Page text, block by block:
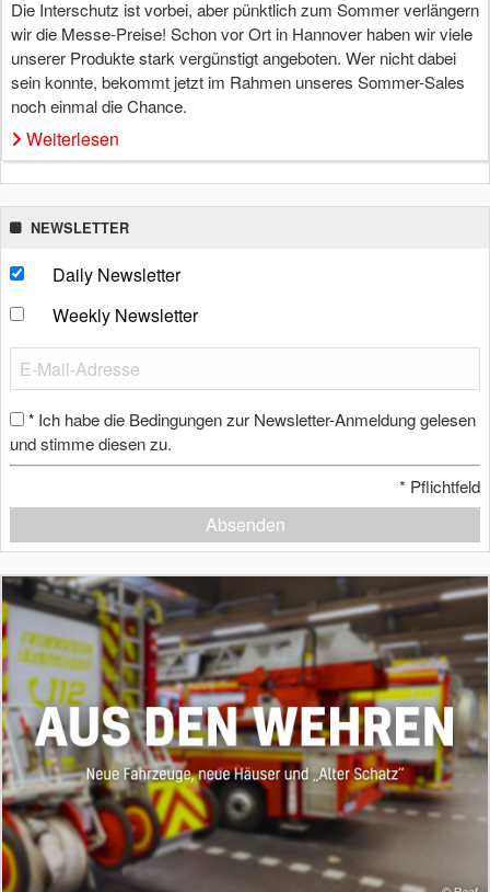
Die Interschutz ist vorbei, aber pünktlich zum Sommer verlängern
wir die Messe-Preise! Schon vor Ort in Hannover haben wir viele
unserer Produkte stark vergünstigt angeboten. Wer nicht dabei
sein konnte, bekommt jetzt im Rahmen unseres Sommer-Sales
noch einmal die Chance.
Weiterlesen
NEWSLETTER
Daily Newsletter
Weekly Newsletter
* Ich habe die Bedingungen zur Newsletter-Anmeldung gelesen
und stimme diesen zu.
* Pflichtfeld
Absenden